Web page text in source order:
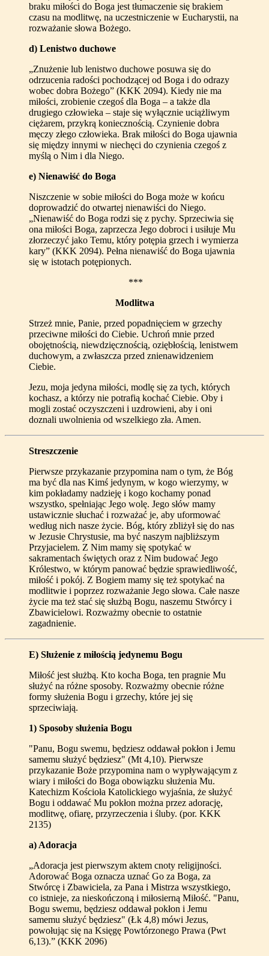
braku miłości do Boga jest tłumaczenie się brakiem
czasu na modlitwę, na uczestniczenie w Eucharystii, na
rozważanie słowa Bożego.
d) Lenistwo duchowe
„Znużenie lub lenistwo duchowe posuwa się do
odrzucenia radości pochodzącej od Boga i do odrazy
wobec dobra Bożego” (KKK 2094). Kiedy nie ma
miłości, zrobienie czegoś dla Boga – a także dla
drugiego człowieka – staje się wyłącznie uciążliwym
ciężarem, przykrą koniecznością. Czynienie dobra
męczy złego człowieka. Brak miłości do Boga ujawnia
się między innymi w niechęci do czynienia czegoś z
myślą o Nim i dla Niego.
e) Nienawiść do Boga
Niszczenie w sobie miłości do Boga może w końcu
doprowadzić do otwartej nienawiści do Niego.
„Nienawiść do Boga rodzi się z pychy. Sprzeciwia się
ona miłości Boga, zaprzecza Jego dobroci i usiłuje Mu
złorzeczyć jako Temu, który potępia grzech i wymierza
kary” (KKK 2094). Pełna nienawiść do Boga ujawnia
się w istotach potępionych.
***
Modlitwa
Strzeż mnie, Panie, przed popadnięciem w grzechy
przeciwne miłości do Ciebie. Uchroń mnie przed
obojętnością, niewdzięcznością, oziębłością, lenistwem
duchowym, a zwłaszcza przed znienawidzeniem
Ciebie.
Jezu, moja jedyna miłości, modlę się za tych, których
kochasz, a którzy nie potrafią kochać Ciebie. Oby i
mogli zostać oczyszczeni i uzdrowieni, aby i oni
doznali uwolnienia od wszelkiego zła. Amen.
Streszczenie
Pierwsze przykazanie przypomina nam o tym, że Bóg
ma być dla nas Kimś jedynym, w kogo wierzymy, w
kim pokładamy nadzieję i kogo kochamy ponad
wszystko, spełniając Jego wolę. Jego słów mamy
ustawicznie słuchać i rozważać je, aby uformować
według nich nasze życie. Bóg, który zbliżył się do nas
w Jezusie Chrystusie, ma być naszym najbliższym
Przyjacielem. Z Nim mamy się spotykać w
sakramentach świętych oraz z Nim budować Jego
Królestwo, w którym panować będzie sprawiedliwość,
miłość i pokój. Z Bogiem mamy się też spotykać na
modlitwie i poprzez rozważanie Jego słowa. Całe nasze
życie ma też stać się służbą Bogu, naszemu Stwórcy i
Zbawicielowi. Rozważmy obecnie to ostatnie
zagadnienie.
E) Służenie z miłością jedynemu Bogu
Miłość jest służbą. Kto kocha Boga, ten pragnie Mu
służyć na różne sposoby. Rozważmy obecnie różne
formy służenia Bogu i grzechy, które jej się
sprzeciwiają.
1) Sposoby służenia Bogu
"Panu, Bogu swemu, będziesz oddawał pokłon i Jemu
samemu służyć będziesz" (Mt 4,10). Pierwsze
przykazanie Boże przypomina nam o wypływającym z
wiary i miłości do Boga obowiązku służenia Mu.
Katechizm Kościoła Katolickiego wyjaśnia, że służyć
Bogu i oddawać Mu pokłon można przez adorację,
modlitwę, ofiarę, przyrzeczenia i śluby. (por. KKK
2135)
a) Adoracja
„Adoracja jest pierwszym aktem cnoty religijności.
Adorować Boga oznacza uznać Go za Boga, za
Stwórcę i Zbawiciela, za Pana i Mistrza wszystkiego,
co istnieje, za nieskończoną i miłosierną Miłość. "Panu,
Bogu swemu, będziesz oddawał pokłon i Jemu
samemu służyć będziesz" (Łk 4,8) mówi Jezus,
powołując się na Księgę Powtórzonego Prawa (Pwt
6,13).” (KKK 2096)